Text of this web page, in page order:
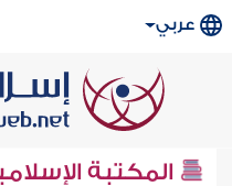
عربي
المكتبة